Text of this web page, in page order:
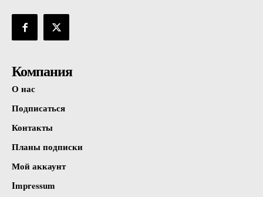
Компания
О нас
Подписаться
Контакты
Планы подписки
Мой аккаунт
Impressum